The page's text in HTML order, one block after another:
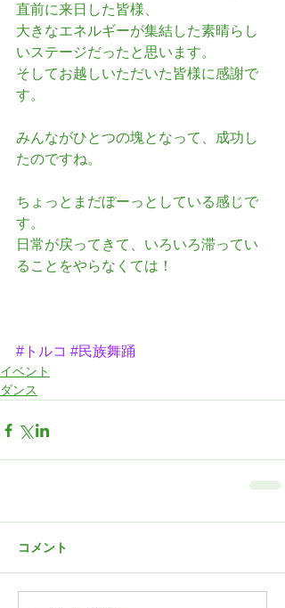
直前に来日した皆様、
大きなエネルギーが集結した素晴らし
いステージだったと思います。
そしてお越しいただいた皆様に感謝で
す。
みんながひとつの塊となって、成功し
たのですね。
ちょっとまだぼーっとしている感じで
す。
日常が戻ってきて、いろいろ滞ってい
ることをやらなくては！
#トルコ #民族舞踊
イベント
ダンス
コメント